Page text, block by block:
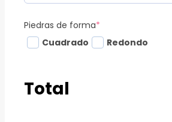
Piedras de forma*
Cuadrado
Redondo
Total